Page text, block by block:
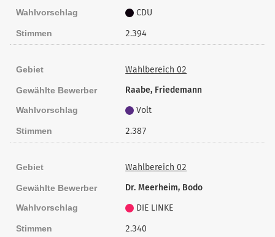
Wahlvorschlag CDU
Stimmen 2.394
Gebiet Wahlbereich 02
Gewählte Bewerber Raabe, Friedemann
Wahlvorschlag Volt
Stimmen 2.387
Gebiet Wahlbereich 02
Gewählte Bewerber Dr. Meerheim, Bodo
Wahlvorschlag DIE LINKE
Stimmen 2.340